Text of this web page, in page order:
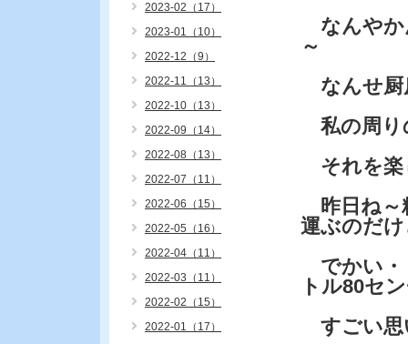
なんやか
～
なんせ厨
私の周り
それを楽
昨日ね～
運ぶのだ
でかい・
トル80セ
すごい思
2023-02（17）
2023-01（10）
2022-12（9）
2022-11（13）
2022-10（13）
2022-09（14）
2022-08（13）
2022-07（11）
2022-06（15）
2022-05（16）
2022-04（11）
2022-03（11）
2022-02（15）
2022-01（17）